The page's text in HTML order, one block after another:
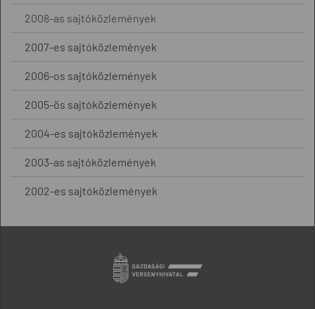
2008-as sajtóközlemények
2007-es sajtóközlemények
2006-os sajtóközlemények
2005-ös sajtóközlemények
2004-es sajtóközlemények
2003-as sajtóközlemények
2002-es sajtóközlemények